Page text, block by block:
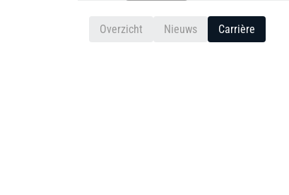
Overzicht Nieuws Carrière